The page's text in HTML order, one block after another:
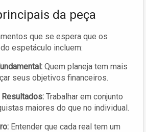
da peça
que se espera que os
espetáculo incluem:
Quem planeja tem mais
seus objetivos financeiros.
Resultados: Trabalhar em conjunto
maiores do que no individual.
Entender que cada real tem um